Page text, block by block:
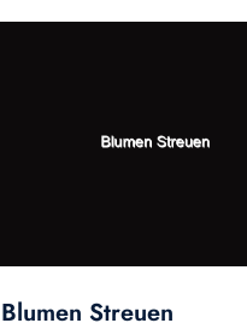
Blumen Streuen